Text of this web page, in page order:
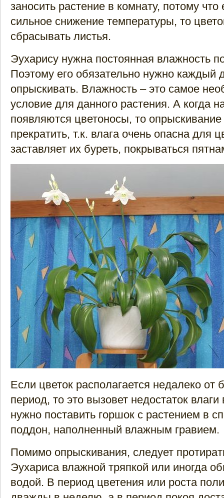
заносить растение в комнату, потому что
сильное снижение температуры, то
сбрасывать листья.
Эухарису нужна постоянная влажность
Поэтому его обязательно нужно каждый
опрыскивать. Влажность – это самое
условие для данного растения. А когда
появляются цветоносы, то опрыскивание
прекратить, т.к. влага очень опасна для
заставляет их буреть, покрываться
Если цветок располагается недалеко от
период, то это вызовет недостаток
нужно поставить горшок с растением в
поддон, наполненный влажным гравием.
Помимо опрыскивания, следует
Эухариса влажной тряпкой или иногда
водой. В период цветения или роста